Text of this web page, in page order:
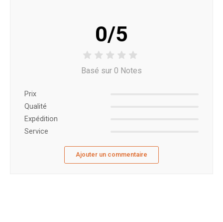
0/5
Basé sur 0 Notes
Prix ​​
Qualité
Expédition
Service
Ajouter un commentaire